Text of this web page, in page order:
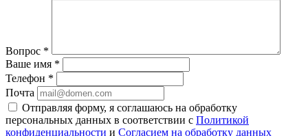
Вопрос *
Ваше имя *
Телефон *
Почта
Отправляя форму, я соглашаюсь на обработку
персональных данных в соответствии с Политикой
конфиденциальности и Согласием на обработку данных